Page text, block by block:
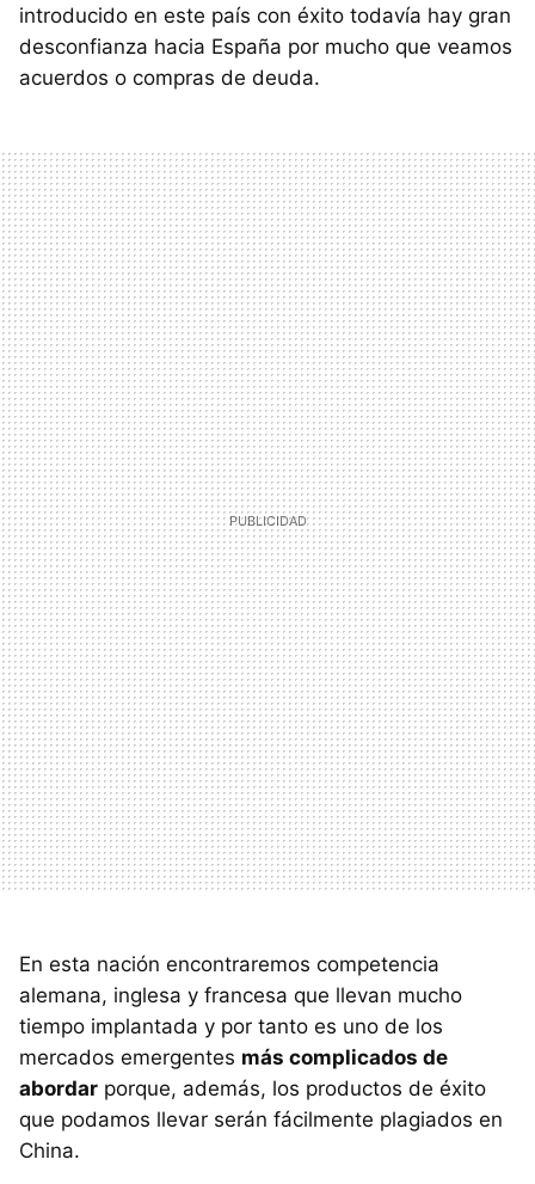
introducido en este país con éxito todavía hay gran
desconfianza hacia España por mucho que veamos
acuerdos o compras de deuda.
En esta nación encontraremos competencia
alemana, inglesa y francesa que llevan mucho
tiempo implantada y por tanto es uno de los
mercados emergentes más complicados de
abordar porque, además, los productos de éxito
que podamos llevar serán fácilmente plagiados en
China.